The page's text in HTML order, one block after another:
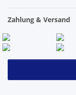
Zahlung & Versand